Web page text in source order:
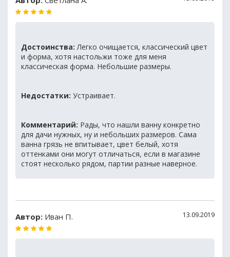
Достоинства: Легко очищается, классический цвет
и форма, хотя настольжи тоже для меня
классическая форма. Небольшие размеры.
Недостатки: Устраивает.
Комментарий: Рады, что нашли ванну конкретно
для дачи нужных, ну и небольших размеров. Сама
ванна грязь не впитывает, цвет белый, хотя
оттенками они могут отличаться, если в магазине
стоят несколько рядом, партии разные наверное.
Автор: Иван П. 13.09.2019